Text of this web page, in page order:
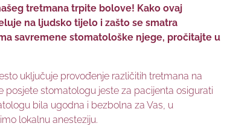
tretmana trpite bolove! Kako ovaj
na ljudsko tijelo i zašto se smatra
savremene stomatološke njege, pročitajte u
uključuje provođenje različitih tretmana na
posjete stomatologu jeste za pacijenta osigurati
bila ugodna i bezbolna za Vas, u
lokalnu anesteziju.